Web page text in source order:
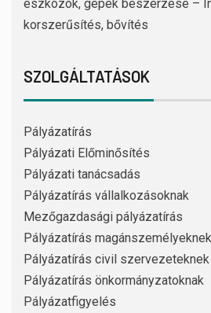
eszközök, gépek beszerzése –
korszerűsítés, bővítés
SZOLGÁLTATÁSOK
Pályázatírás
Pályázati Előminősítés
Pályázati tanácsadás
Pályázatírás vállalkozásoknak
Mezőgazdasági pályázatírás
Pályázatírás magánszemélyeknek
Pályázatírás civil szervezeteknek
Pályázatírás önkormányzatoknak
Pályázatfigyelés